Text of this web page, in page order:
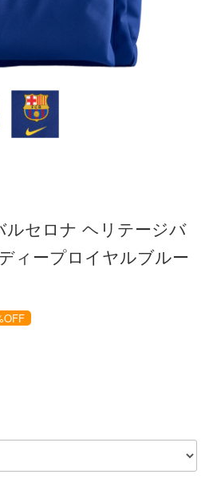
ルセロナ ヘリテージバ
ィープロイヤルブルー